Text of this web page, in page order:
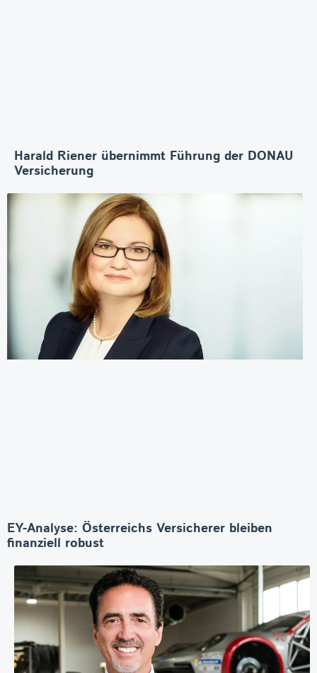
Harald Riener übernimmt Führung der DONAU
Versicherung
EY-Analyse: Österreichs Versicherer bleiben
finanziell robust